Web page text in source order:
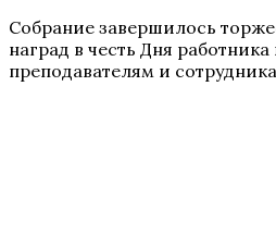
Собрание завершилось
наград в честь Дня работника
преподавателям и